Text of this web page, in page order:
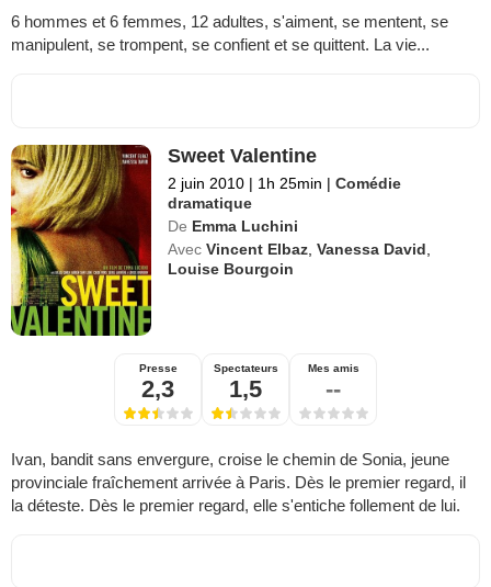
6 hommes et 6 femmes, 12 adultes, s'aiment, se mentent, se
manipulent, se trompent, se confient et se quittent. La vie...
Sweet Valentine
2 juin 2010 | 1h 25min | Comédie
dramatique
De Emma Luchini
Avec Vincent Elbaz,Vanessa David,
Louise Bourgoin
Presse
2,3
Spectateurs
1,5
Mes amis
--
Ivan, bandit sans envergure, croise le chemin de Sonia, jeune
provinciale fraîchement arrivée à Paris. Dès le premier regard, il
la déteste. Dès le premier regard, elle s'entiche follement de lui.